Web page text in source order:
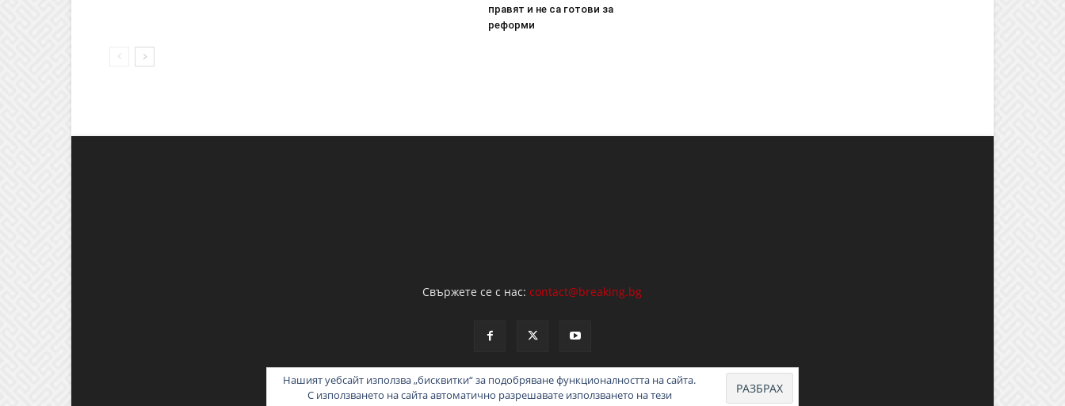
правят и не са готови за
реформи
Свържете се с нас:contact@breaking.bg
Нашият уебсайт използва „бисквитки“ за подобряване функционалността на сайта.
С използването на сайта автоматично разрешавате използването на тези